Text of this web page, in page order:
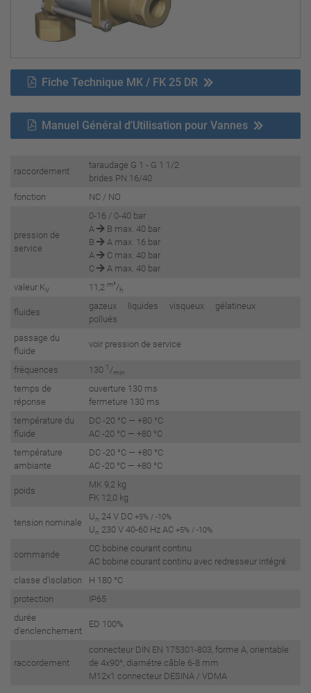
Fiche Technique MK / FK 25 DR
Manuel Général d'Utilisation pour Vannes
raccordement
taraudage G 1 - G 1 1/2
brides PN 16/40
fonction
NC / NO
pression de
service
0-16 / 0-40 bar
A
B max. 40 bar
B
A max. 16 bar
A
C max. 40 bar
C
A max. 40 bar
valeur KV 11,2 m³/h
fluides
gazeux liquides visqueux gélatineux
pollués
passage du
fluide
voir pression de service
fréquences 130 1 /min
temps de
réponse
ouverture 130 ms
fermeture 130 ms
température du
fluide
DC -20 °C — +80 °C
AC -20 °C — +80 °C
température
ambiante
DC -20 °C — +80 °C
AC -20 °C — +80 °C
poids
MK 9,2 kg
FK 12,0 kg
tension nominale
Un 24 V DC +5% / -10%
Un 230 V 40-60 Hz AC +5% / -10%
commande
CC bobine courant continu
AC bobine courant continu avec redresseur intégré
classe d'isolation
H 180 °C
protection
IP65
durée
d'enclenchement
ED 100%
raccordement
connecteur DIN EN 175301-803, forme A, orientable
de 4x90°, diamétre câble 6-8 mm
M12x1 connecteur DESINA / VDMA